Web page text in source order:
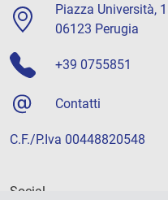
Piazza Università, 1
06123 Perugia
+39 0755851
Contatti
C.F./P.Iva 00448820548
Social